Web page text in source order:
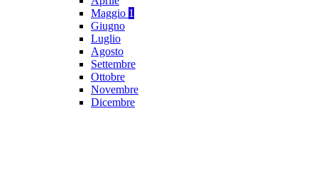
Maggio 1
Giugno
Luglio
Agosto
Settembre
Ottobre
Novembre
Dicembre